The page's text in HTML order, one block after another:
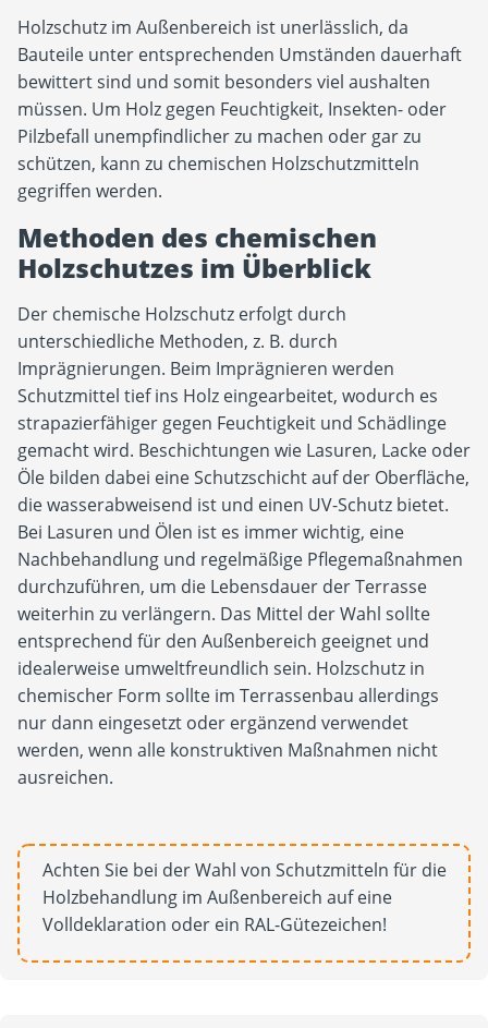
Holzschutz im Außenbereich ist unerlässlich, da
Bauteile unter entsprechenden Umständen dauerhaft
bewittert sind und somit besonders viel aushalten
müssen. Um Holz gegen Feuchtigkeit, Insekten- oder
Pilzbefall unempfindlicher zu machen oder gar zu
schützen, kann zu chemischen Holzschutzmitteln
gegriffen werden.
Methoden des chemischen
Holzschutzes im Überblick
Der chemische Holzschutz erfolgt durch
unterschiedliche Methoden, z. B. durch
Imprägnierungen. Beim Imprägnieren werden
Schutzmittel tief ins Holz eingearbeitet, wodurch es
strapazierfähiger gegen Feuchtigkeit und Schädlinge
gemacht wird. Beschichtungen wie Lasuren, Lacke oder
Öle bilden dabei eine Schutzschicht auf der Oberfläche,
die wasserabweisend ist und einen UV-Schutz bietet.
Bei Lasuren und Ölen ist es immer wichtig, eine
Nachbehandlung und regelmäßige Pflegemaßnahmen
durchzuführen, um die Lebensdauer der Terrasse
weiterhin zu verlängern. Das Mittel der Wahl sollte
entsprechend für den Außenbereich geeignet und
idealerweise umweltfreundlich sein. Holzschutz in
chemischer Form sollte im Terrassenbau allerdings
nur dann eingesetzt oder ergänzend verwendet
werden, wenn alle konstruktiven Maßnahmen nicht
ausreichen.
Achten Sie bei der Wahl von Schutzmitteln für die
Holzbehandlung im Außenbereich auf eine
Volldeklaration oder ein RAL-Gütezeichen!